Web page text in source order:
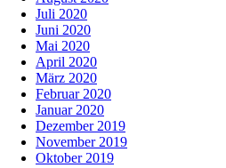
Juli 2020
Juni 2020
Mai 2020
April 2020
März 2020
Februar 2020
Januar 2020
Dezember 2019
November 2019
Oktober 2019